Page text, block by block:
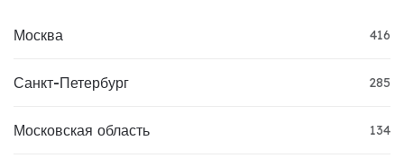
Москва 416
Санкт-Петербург 285
Московская область 134